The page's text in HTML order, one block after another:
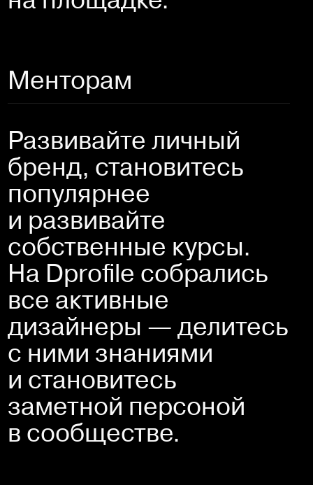
Менторам
Развивайте личный
бренд, становитесь
популярнее
и развивайте
собственные курсы.
На Dprofile собрались
все активные
дизайнеры — делитесь
с ними знаниями
и становитесь
заметной персоной
в сообществе.